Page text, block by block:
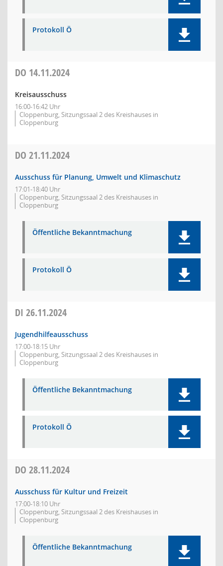
Protokoll Ö
DO 14.11.2024
Kreisausschuss
16:00-16:42 Uhr
Cloppenburg, Sitzungssaal 2 des Kreishauses in
Cloppenburg
DO 21.11.2024
Ausschuss für Planung, Umwelt und Klimaschutz
17:01-18:40 Uhr
Cloppenburg, Sitzungssaal 2 des Kreishauses in
Cloppenburg
Öffentliche Bekanntmachung
Protokoll Ö
DI 26.11.2024
Jugendhilfeausschuss
17:00-18:15 Uhr
Cloppenburg, Sitzungssaal 2 des Kreishauses in
Cloppenburg
Öffentliche Bekanntmachung
Protokoll Ö
DO 28.11.2024
Ausschuss für Kultur und Freizeit
17:00-18:10 Uhr
Cloppenburg, Sitzungssaal 2 des Kreishauses in
Cloppenburg
Öffentliche Bekanntmachung